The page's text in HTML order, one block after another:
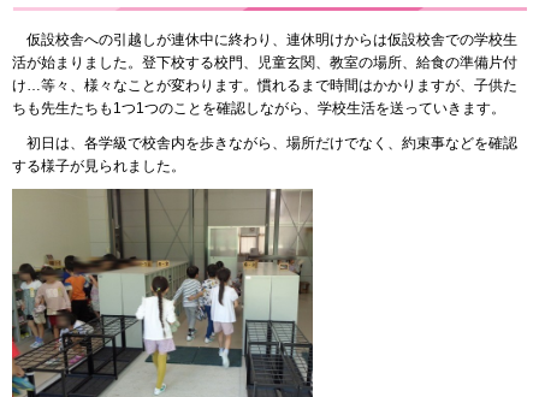
仮設校舎への引越しが連休中に終わり、連休明けからは仮設校舎での学校生
活が始まりました。登下校する校門、児童玄関、教室の場所、給食の準備片付
け…等々、様々なことが変わります。慣れるまで時間はかかりますが、子供た
ちも先生たちも1つ1つのことを確認しながら、学校生活を送っていきます。
初日は、各学級で校舎内を歩きながら、場所だけでなく、約束事などを確認
する様子が見られました。